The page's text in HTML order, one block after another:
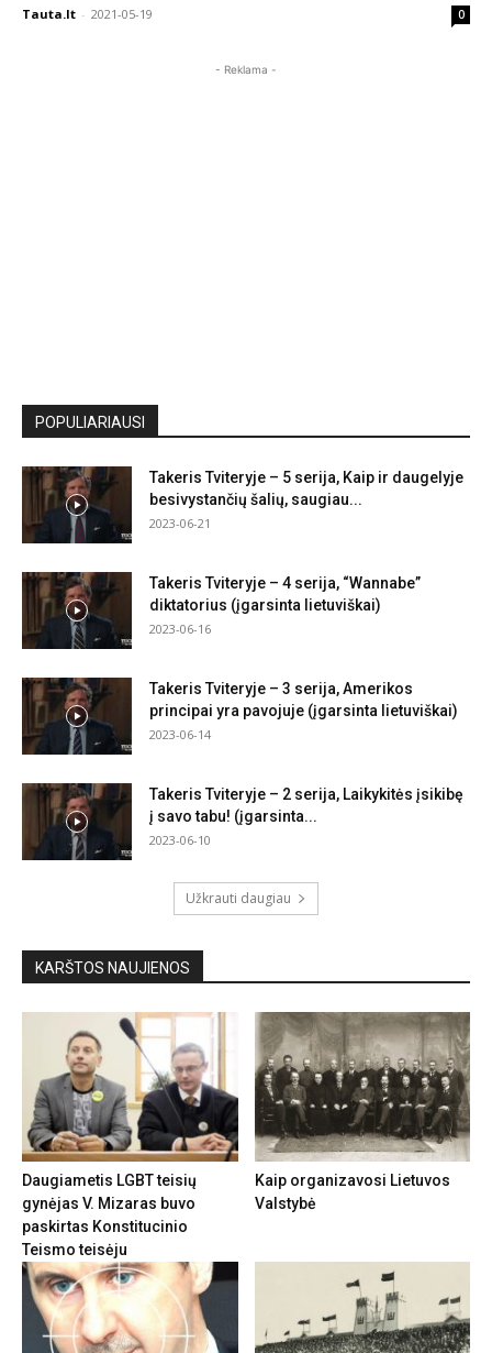
Tauta.lt - 2021-05-19 0
- Reklama -
POPULIARIAUSI
Takeris Tviteryje – 5 serija, Kaip ir daugelyje
besivystančių šalių, saugiau...
2023-06-21
Takeris Tviteryje – 4 serija, “Wannabe”
diktatorius (įgarsinta lietuviškai)
2023-06-16
Takeris Tviteryje – 3 serija, Amerikos
principai yra pavojuje (įgarsinta lietuviškai)
2023-06-14
Takeris Tviteryje – 2 serija, Laikykitės įsikibę
į savo tabu! (įgarsinta...
2023-06-10
Užkrauti daugiau
KARŠTOS NAUJIENOS
Daugiametis LGBT teisių
gynėjas V. Mizaras buvo
paskirtas Konstitucinio
Teismo teisėju
Kaip organizavosi Lietuvos
Valstybė